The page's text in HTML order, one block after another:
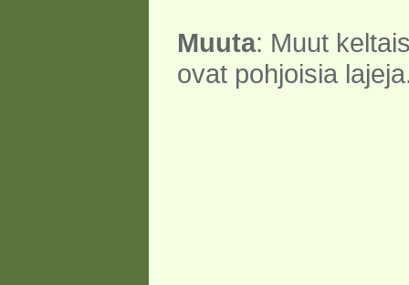
Muuta: Muut
ovat pohjoisia